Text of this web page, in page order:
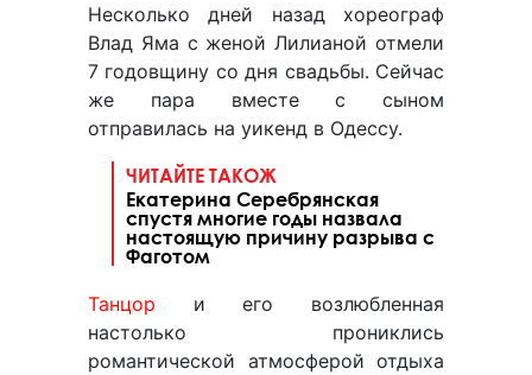
Несколько дней назад хореограф
Влад Яма с женой Лилианой отмели
7 годовщину со дня свадьбы. Сейчас
же пара вместе с сыном
отправилась на уикенд в Одессу.
ЧИТАЙТЕ ТАКОЖ
Екатерина Серебрянская
спустя многие годы назвала
настоящую причину разрыва с
Фаготом
Танцор и его возлюбленная
настолько прониклись
романтической атмосферой отдыха